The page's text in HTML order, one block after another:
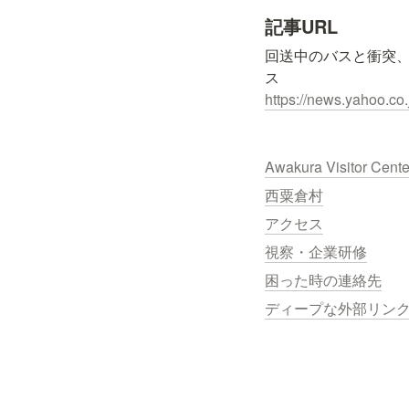
記事URL
回送中のバスと衝突
https://
Awakura Visitor
西粟倉村
アクセス
視察・企業研修
困った時の連絡先
ディープな外部リン